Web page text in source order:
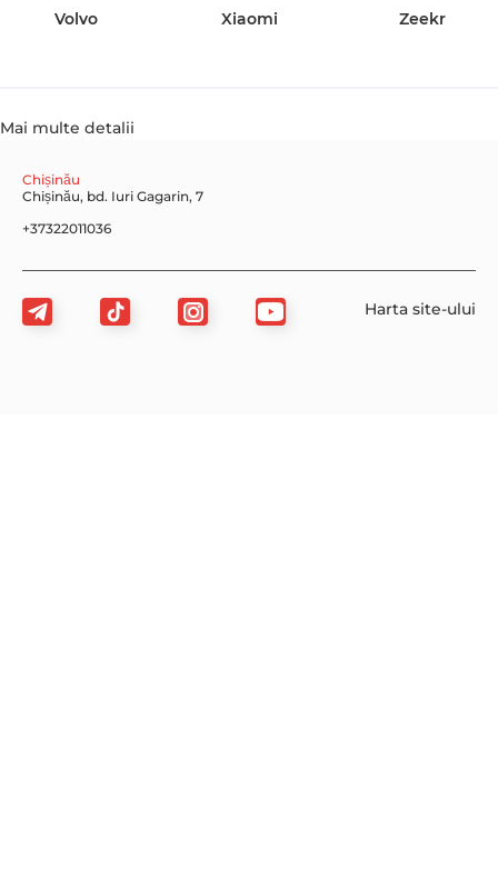
Volvo Xiaomi Zeekr
Mai multe detalii
Chișinău
Chișinău, bd. Iuri Gagarin, 7
+37322011036
Harta site-ului